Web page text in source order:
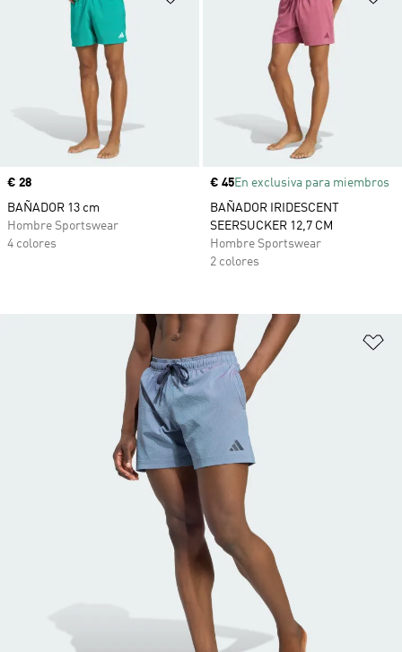
Precio
€ 28
BAÑADOR 13 cm
Hombre Sportswear
4 colores
Precio
€ 45En exclusiva para miembros
BAÑADOR IRIDESCENT
SEERSUCKER 12,7 CM
Hombre Sportswear
2 colores